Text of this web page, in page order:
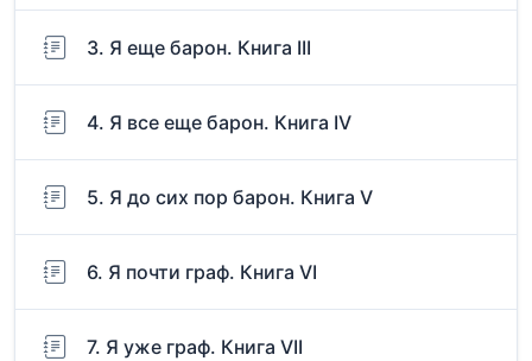
3. Я еще барон. Книга III
4. Я все еще барон. Книга IV
5. Я до сих пор барон. Книга V
6. Я почти граф. Книга VI
7. Я уже граф. Книга VII